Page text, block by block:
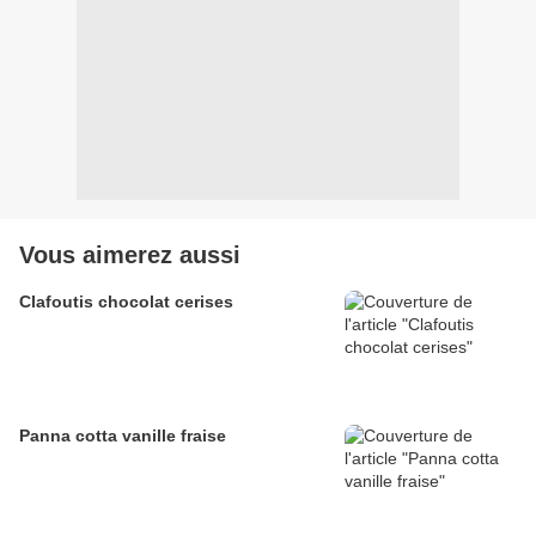
Vous aimerez aussi
Clafoutis chocolat cerises
Panna cotta vanille fraise